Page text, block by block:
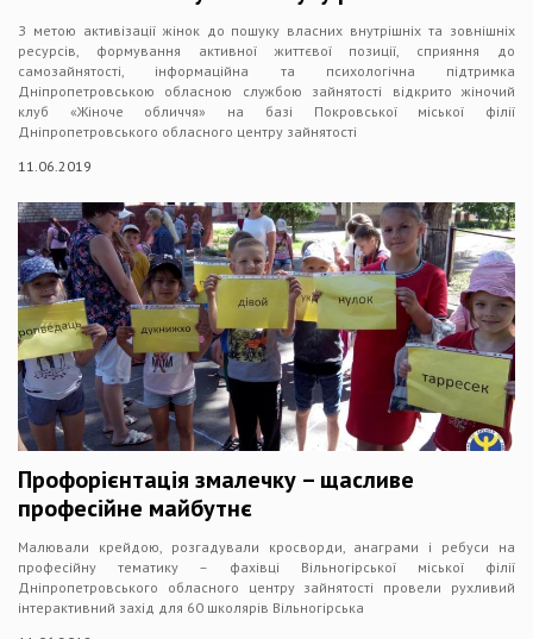
З метою активізації жінок до пошуку власних внутрішніх та зовнішніх
ресурсів, формування активної життєвої позиції, сприяння до
самозайнятості, інформаційна та психологічна підтримка
Дніпропетровською обласною службою зайнятості відкрито жіночий
клуб «Жіноче обличчя» на базі Покровської міської філії
Дніпропетровського обласного центру зайнятості
11.06.2019
Профорієнтація змалечку – щасливе
професійне майбутнє
Малювали крейдою, розгадували кросворди, анаграми і ребуси на
професійну тематику – фахівці Вільногірської міської філії
Дніпропетровського обласного центру зайнятості провели рухливий
інтерактивний захід для 60 школярів Вільногірська